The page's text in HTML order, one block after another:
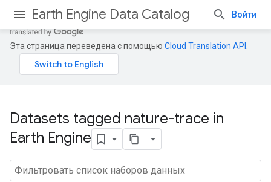
Earth Engine Data Catalog Войти
Эта страница переведена с помощью Cloud Translation API
Datasets tagged nature-trace in
Earth Engine